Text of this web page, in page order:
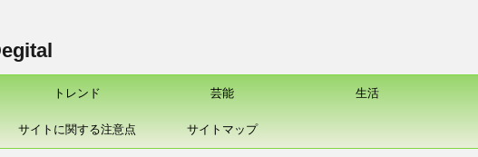
トレンド 芸能 生活
サイトに関する注意点 サイトマップ